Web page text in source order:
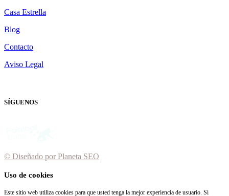
Casa Estrella
Blog
Contacto
Aviso Legal
SÍGUENOS
© Diseñado por Planeta SEO
Uso de cookies
Este sitio web utiliza cookies para que usted tenga la mejor experiencia de usuario. Si